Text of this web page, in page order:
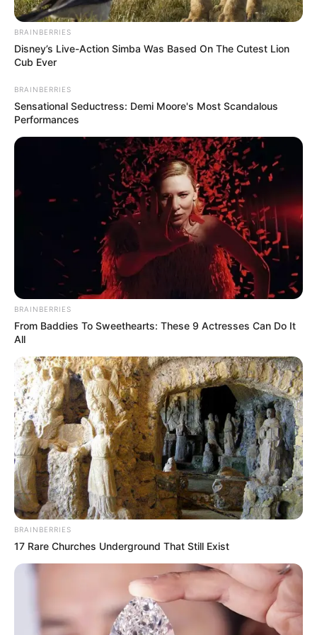
જામનગર વર્ષે શ્રાવણી મેળાનું આયોજન કરવામાં આવે
છે ત્યારે આ વર્ષે શ્રાવણી મેળાનું આયોજન કરવામાં
આવ્યું છે. જો કે દર વર્ષની જેમ આ વખતે માનવતાનો
એક અનોખો નજારો જોવા મળ્યો હતો. આ વખતે
જામનગરના પ્રદર્શન ગ્રાઉન્ડ યોજાતા મેળામાં અનાથ
બાળકોને મફત રાઈડ્સ કરવામાં આવી હતી અને તેમને
આજે ગણેશ ચતુર્થીના પર્વ પર ભાવતું ભોજન પણ
આપવામાં આવ્યું હતું.
બાળકોને મેળામાં મફત રાઇડ્સ સવારી કરવા દેવામાં
આવતા અને ભાવતું ભોજન કરવામાં આવતા તેમના
ચહેરા પર અનોખું સ્મિત જોવા મળ્યું હતું. જો કે
આયોજન રાઈડ સંચાલકો અને સામાજિક સંસ્થાના
સહયોગથી કરવામાં આવ્યું હતું. જો કે આજે
BRAINBERRIES
Disney’s Live-Action Simba Was Based On The Cutest Lion
Cub Ever
BRAINBERRIES
Sensational Seductress: Demi Moore's Most Scandalous
Performances
BRAINBERRIES
From Baddies To Sweethearts: These 9 Actresses Can Do It
All
BRAINBERRIES
17 Rare Churches Underground That Still Exist